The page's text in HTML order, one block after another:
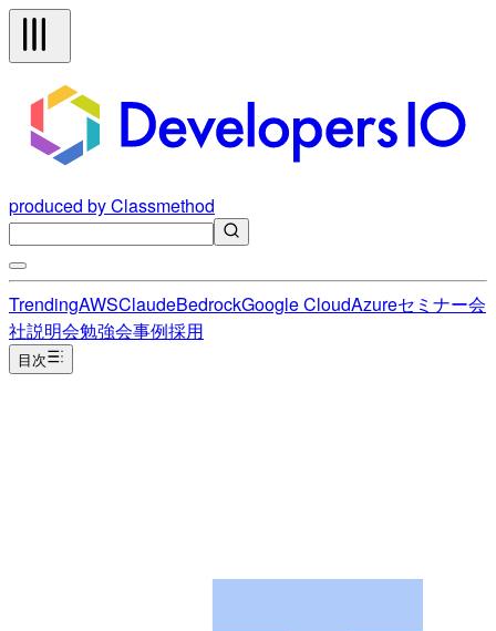
produced by Classmethod
TrendingAWSClaudeBedrockGoogle CloudAzureセミナー会
社説明会勉強会事例採用
目次